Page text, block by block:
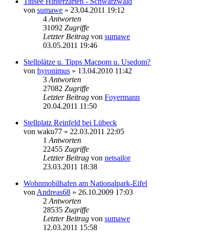
von sumawe » 23.04.2011 19:12
4 Antworten
31092 Zugriffe
Letzter Beitrag von sumawe
03.05.2011 19:46
Stellplätze u. Tipps Macpom u. Usedom?
von hyronimus » 13.04.2010 11:42
3 Antworten
27082 Zugriffe
Letzter Beitrag von Foyermann
20.04.2011 11:50
Stellplatz Reinfeld bei Lübeck
von waku77 » 22.03.2011 22:05
1 Antworten
22455 Zugriffe
Letzter Beitrag von netsailor
23.03.2011 18:38
Wohnmobilhafen am Nationalpark-Eifel
von Andreas68 » 26.10.2009 17:03
2 Antworten
28535 Zugriffe
Letzter Beitrag von sumawe
12.03.2011 15:58